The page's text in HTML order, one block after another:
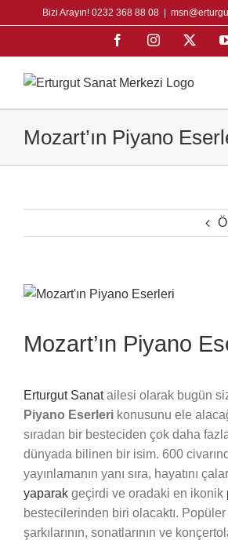
to
Bizi Arayın! 0232 368 88 08
FacebookInstagram
Mozart’ın Piyano
View
Mozart’ın Piyano
Erturgut Sanatailesi olarak bugün
Piyano Eserleri konusunu ele
sıradan bir besteciden çok daha
dünyada bilinen bir isim. 600
yayınlamanın yanı sıra, hayatını
yaparak geçirdi ve oradaki en ikonik
bestecilerinden biri olacaktı.
şarkılarının, sonatlarının ve